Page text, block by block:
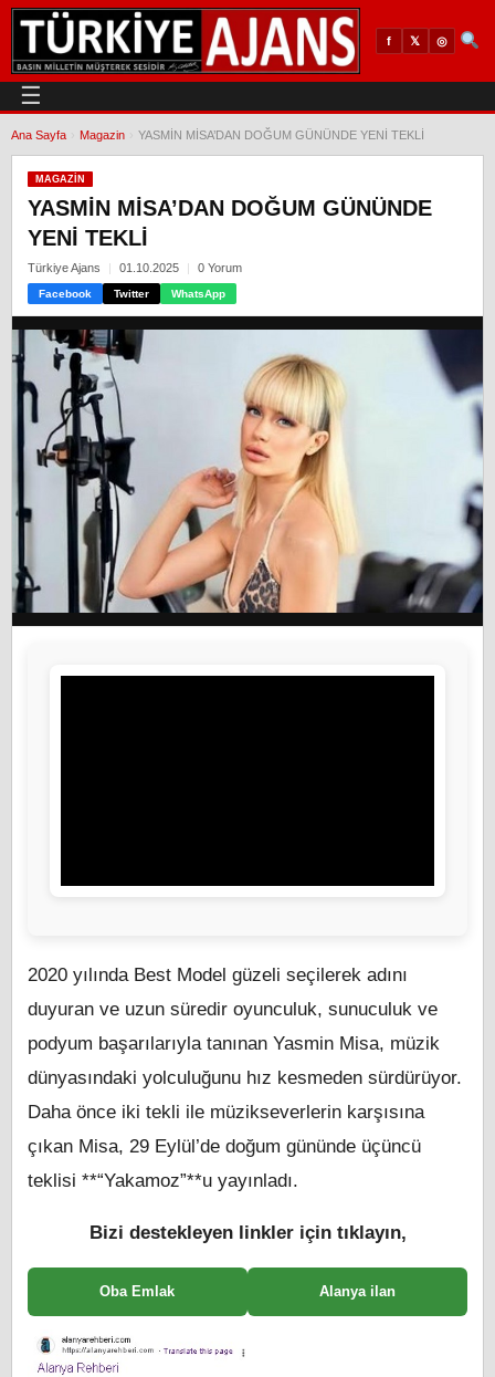
f 𝕏 ◎
☰
Ana Sayfa Magazin YASMİN MİSA’DAN DOĞUM GÜNÜNDE YENİ TEKLİ
MAGAZIN
YASMİN MİSA’DAN DOĞUM GÜNÜNDE
YENİ TEKLİ
Türkiye Ajans 01.10.2025 0 Yorum
Facebook Twitter WhatsApp
2020 yılında Best Model güzeli seçilerek adını
duyuran ve uzun süredir oyunculuk, sunuculuk ve
podyum başarılarıyla tanınan Yasmin Misa, müzik
dünyasındaki yolculuğunu hız kesmeden sürdürüyor.
Daha önce iki tekli ile müzikseverlerin karşısına
çıkan Misa, 29 Eylül’de doğum gününde üçüncü
teklisi **“Yakamoz”**u yayınladı.
Bizi destekleyen linkler için tıklayın,
Oba Emlak Alanya ilan